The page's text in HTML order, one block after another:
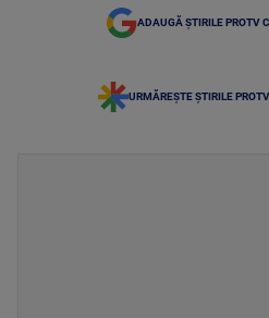
ADAUGĂ ȘTIRILE PROTV
URMĂREȘTE ȘTIRILE